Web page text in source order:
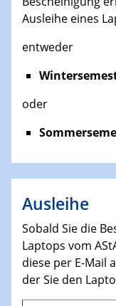
Ausleihe eines
entweder
oder
Ausleihe
Sobald Sie die
Laptops vom
diese per E-Mail
der Sie den